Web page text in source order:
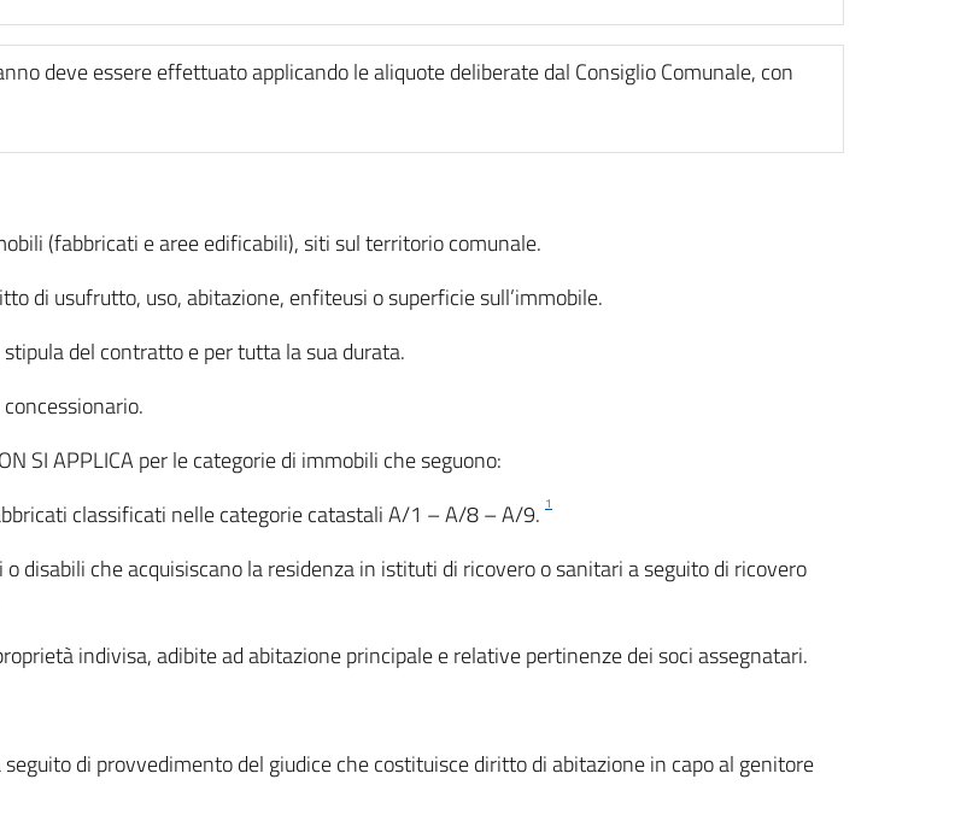
deve essere effettuato applicando le aliquote deliberate dal Consiglio Comunale, con
(fabbricati e aree edificabili), siti sul territorio comunale.
di usufrutto, uso, abitazione, enfiteusi o superficie sull’immobile.
del contratto e per tutta la sua durata.
SI APPLICA per le categorie di immobili che seguono:
classificati nelle categorie catastali A/1 – A/8 – A/9. 1
disabili che acquisiscano la residenza in istituti di ricovero o sanitari a seguito di ricovero
indivisa, adibite ad abitazione principale e relative pertinenze dei soci assegnatari.
di provvedimento del giudice che costituisce diritto di abitazione in capo al genitore